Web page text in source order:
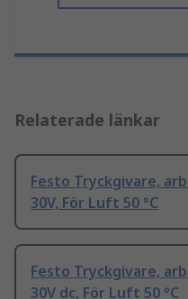
Relaterade länkar
Festo Tryckgivare,
30V, För Luft 50 °C
Festo Tryckgivare,
30V dc, För Luft 50 °C